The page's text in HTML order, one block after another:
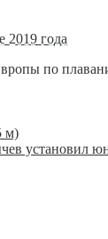
2019 года
по
м)
установил